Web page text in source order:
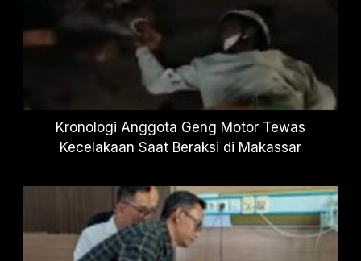
Kronologi Anggota Geng Motor Tewas
Kecelakaan Saat Beraksi di Makassar